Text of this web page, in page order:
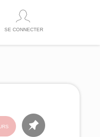
SE CONNECTER